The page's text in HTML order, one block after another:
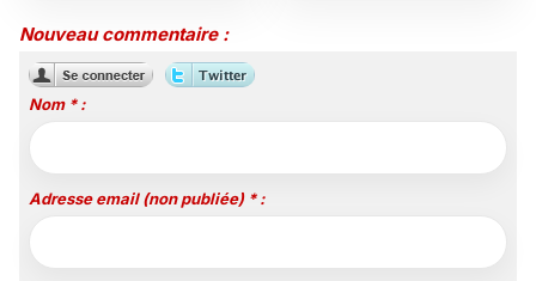
attractives
Nouveau commentaire :
Nom * :
Adresse email (non publiée) * :